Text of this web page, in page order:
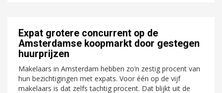
Expat grotere concurrent op de
Amsterdamse koopmarkt door gestegen
huurprijzen
Makelaars in Amsterdam hebben zo’n zestig procent van
hun bezichtigingen met expats. Voor één op de vijf
makelaars is dat zelfs tachtig procent. Dat blijkt uit de